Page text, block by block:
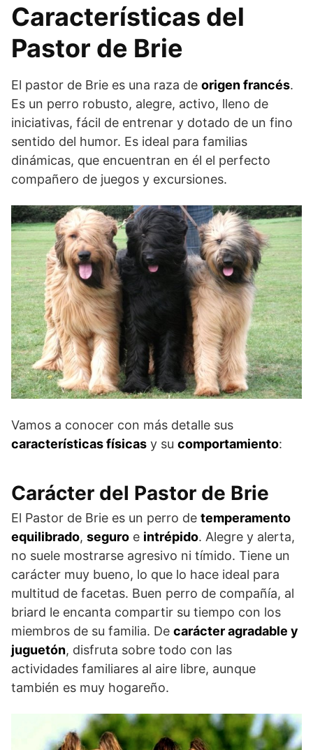
Características del
Pastor de Brie
El pastor de Brie es una raza de origen francés.
Es un perro robusto, alegre, activo, lleno de
iniciativas, fácil de entrenar y dotado de un fino
sentido del humor. Es ideal para familias
dinámicas, que encuentran en él el perfecto
compañero de juegos y excursiones.
Vamos a conocer con más detalle sus
características físicas y su comportamiento:
Carácter del Pastor de Brie
El Pastor de Brie es un perro de temperamento
equilibrado, seguro e intrépido. Alegre y alerta,
no suele mostrarse agresivo ni tímido. Tiene un
carácter muy bueno, lo que lo hace ideal para
multitud de facetas. Buen perro de compañía, al
briard le encanta compartir su tiempo con los
miembros de su familia. De carácter agradable y
juguetón, disfruta sobre todo con las
actividades familiares al aire libre, aunque
también es muy hogareño.